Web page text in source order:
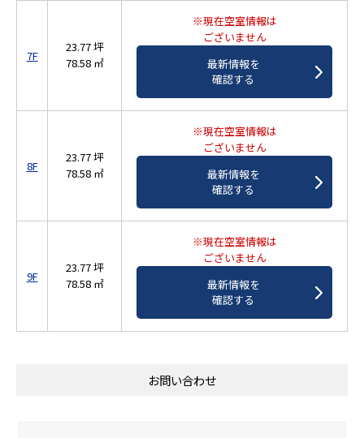
7F
23.77 坪
78.58 ㎡
※現在空室情報は
ございません
最新情報を
確認する
8F
23.77 坪
78.58 ㎡
※現在空室情報は
ございません
最新情報を
確認する
9F
23.77 坪
78.58 ㎡
※現在空室情報は
ございません
最新情報を
確認する
お問い合わせ